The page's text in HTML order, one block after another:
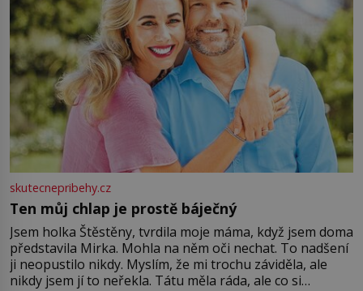
skutecnepribehy.cz
Ten můj chlap je prostě báječný
Jsem holka Štěstěny, tvrdila moje máma, když jsem doma
představila Mirka. Mohla na něm oči nechat. To nadšení
ji neopustilo nikdy. Myslím, že mi trochu záviděla, ale
nikdy jsem jí to neřekla. Tátu měla ráda, ale co si